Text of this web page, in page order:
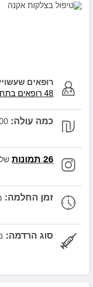
רופאים
48 רופאים בתחום טיפול בצלקות אקנה
כמה עולה:
26 תמונות של
זמן החלמה:
סוג הרדמה: